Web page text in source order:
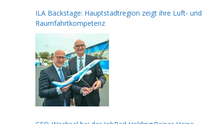
ILA Backstage: Hauptstadtregion zeigt ihre Luft- und
Raumfahrtkompetenz